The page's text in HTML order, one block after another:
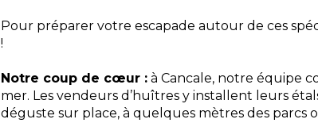
Pour préparer votre escapade autour de ces
!
Notre coup de cœur : à Cancale, notre équipe
mer. Les vendeurs d’huîtres y installent leurs
déguste sur place, à quelques mètres des